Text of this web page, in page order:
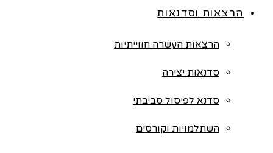
הרצאות וסדנאות
הרצאות העשרה חווייתיות
סדנאות יצירה
סדנא לפיסול סביבתי
השתלמויות וקורסים